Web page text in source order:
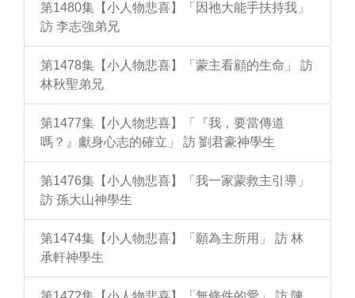
第1480集【小人物悲喜】「因祂大能手扶持我」
訪 李志強弟兄
第1478集【小人物悲喜】「蒙主看顧的生命」 訪
林秋聖弟兄
第1477集【小人物悲喜】「『我，要當傳道
嗎？』獻身心志的確立」 訪 劉君豪神學生
第1476集【小人物悲喜】「我一家蒙救主引導」
訪 孫大山神學生
第1474集【小人物悲喜】「願為主所用」 訪 林
承軒神學生